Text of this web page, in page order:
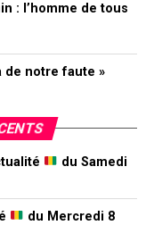
: l’homme de tous
de notre faute »
du Samedi
du Mercredi 8